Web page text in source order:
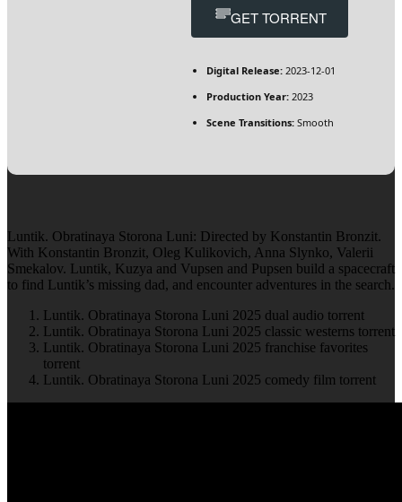
GET TORRENT
Digital Release: 2023-12-01
Production Year: 2023
Scene Transitions: Smooth
Luntik. Obratinaya Storona Luni: Directed by Konstantin Bronzit.
With Konstantin Bronzit, Oleg Kulikovich, Anna Slynko, Valerii
Smekalov. Luntik, Kuzya and Vupsen and Pupsen build a spacecraft
to find Luntik’s missing dad, and encounter adventures in the search.
Luntik. Obratinaya Storona Luni 2025 dual audio torrent
Luntik. Obratinaya Storona Luni 2025 classic westerns torrent
Luntik. Obratinaya Storona Luni 2025 franchise favorites
torrent
Luntik. Obratinaya Storona Luni 2025 comedy film torrent